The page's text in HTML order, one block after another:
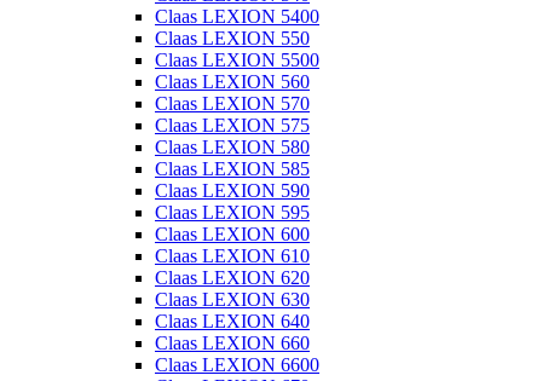
Claas LEXION 5400
Claas LEXION 550
Claas LEXION 5500
Claas LEXION 560
Claas LEXION 570
Claas LEXION 575
Claas LEXION 580
Claas LEXION 585
Claas LEXION 590
Claas LEXION 595
Claas LEXION 600
Claas LEXION 610
Claas LEXION 620
Claas LEXION 630
Claas LEXION 640
Claas LEXION 660
Claas LEXION 6600